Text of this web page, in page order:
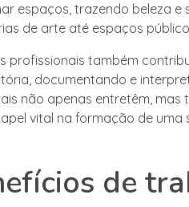
espaços, trazendo beleza e
de arte até espaços
profissionais também
documentando e
não apenas entretêm,
vital na formação de uma
de